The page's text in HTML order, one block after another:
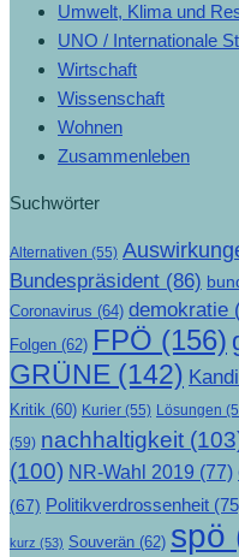
Umwelt, Klima und
UNO / Internationale
Wirtschaft
Wissenschaft
Wohnen
Zusammenleben
Suchwörter
Alternativen (55)
Bundespräsident (86)
Coronavirus (64) demokratie
Folgen (62) FPÖ (156)
GRÜNE (142)
Kritik (60) Kurier (55) Lösungen
(59) nachhaltigkeit
(100) NR-Wahl 2019 (77)
(67) Politikverdrossenheit
kurz (53) Souverän (62) spö